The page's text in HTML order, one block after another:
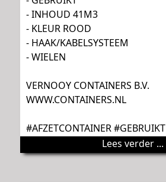
- INHOUD 41M3
- KLEUR ROOD
- HAAK/KABELSYSTEEM
- WIELEN
VERNOOY CONTAINERS B.V.
WWW.CONTAINERS.NL
#AFZETCONTAINER #GEBRUIKT
Lees verder ...